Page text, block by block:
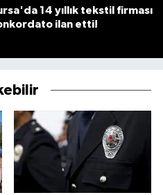
14 yıllık tekstil firması
ilan etti!